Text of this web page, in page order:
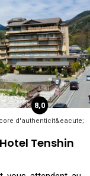
Tenshin
8,0
d'authenticit&eacute;